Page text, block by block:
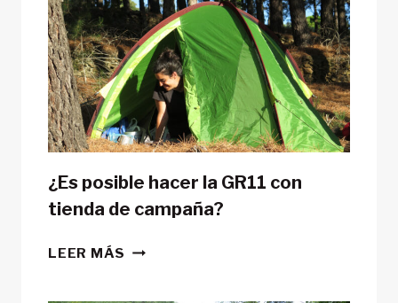
¿Es posible hacer la GR11 con
tienda de campaña?
LEER MÁS ¿ES